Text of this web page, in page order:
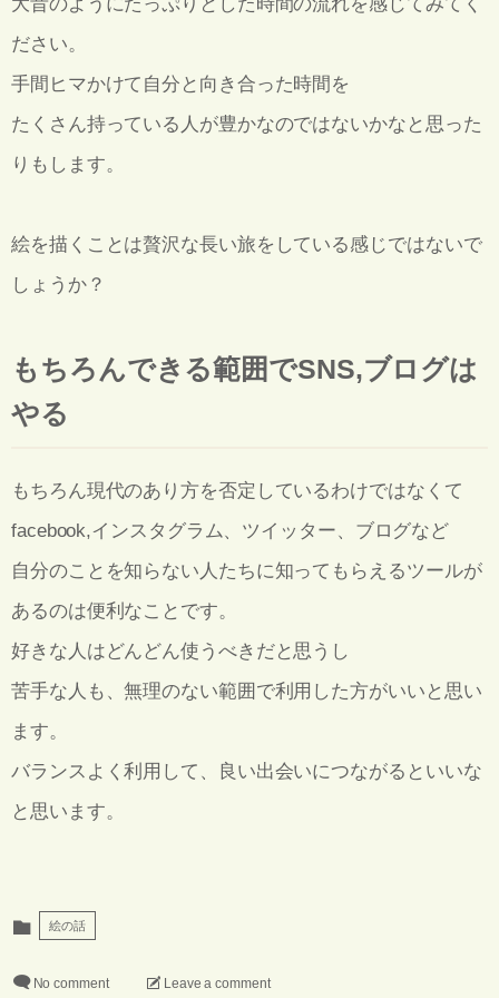
ださい。
手間ヒマかけて自分と向き合った時間を
たくさん持っている人が豊かなのではないかなと思った
りもします。
絵を描くことは贅沢な長い旅をしている感じではないで
しょうか？
もちろんできる範囲でSNS,ブログは
やる
もちろん現代のあり方を否定しているわけではなくて
facebook,インスタグラム、ツイッター、ブログなど
自分のことを知らない人たちに知ってもらえるツールが
あるのは便利なことです。
好きな人はどんどん使うべきだと思うし
苦手な人も、無理のない範囲で利用した方がいいと思い
ます。
バランスよく利用して、良い出会いにつながるといいな
と思います。
絵の話
No comment Leave a comment